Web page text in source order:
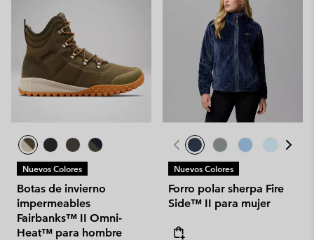
Nuevos Colores
Botas de invierno
impermeables
Fairbanks™ II Omni-
Heat™ para hombre
Nuevos Colores
Forro polar sherpa Fire
Side™ II para mujer